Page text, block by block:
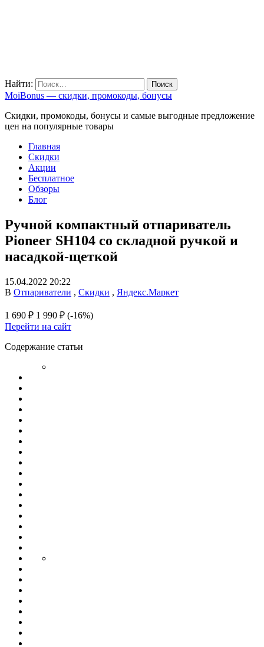
Найти:
MoiBonus — скидки, промокоды, бонусы
Скидки, промокоды, бонусы и самые выгодные предложение
цен на популярные товары
Главная
Скидки
Акции
Бесплатное
Обзоры
Блог
Ручной компактный отпариватель
Pioneer SH104 со складной ручкой и
насадкой-щеткой
15.04.2022 20:22
В Отпариватели , Скидки , Яндекс.Маркет
1 690 ₽ 1 990 ₽ (-16%)
Перейти на сайт
Содержание статьи